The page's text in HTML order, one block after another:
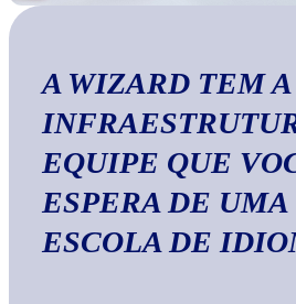
A WIZARD TEM A
EQUIPE QUE
ESPERA DE UMA
ESCOLA DE